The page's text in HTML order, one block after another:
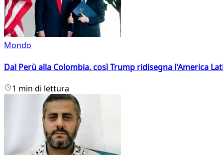
Mondo
Dal Perù alla Colombia, così Trump ridisegna l'America
1 min di lettura